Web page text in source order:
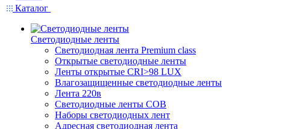
Каталог
Светодиодные ленты
Светодиодная лента Premium class
Открытые светодиодные ленты
Ленты открытые CRI>98 LUX
Влагозащищенные светодиодные ленты
Лента 220в
Светодиодные ленты COB
Наборы светодиодных лент
Адресная светодиодная лента